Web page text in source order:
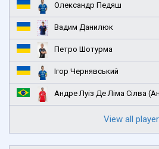
Олександр Педяш
Вадим Данилюк
Петро Шотурма
Ігор Чернявський
Андре Луіз Де Ліма Сілва
View all